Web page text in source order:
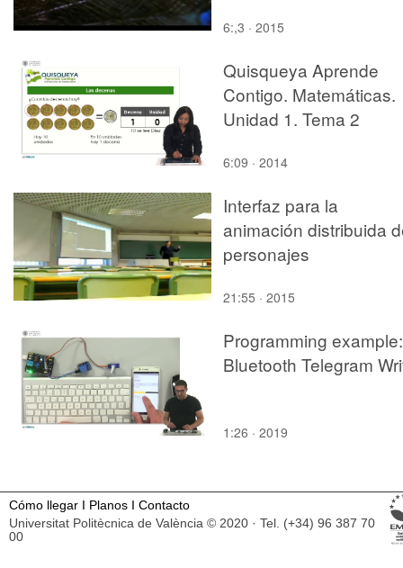
6:,3 · 2015
Quisqueya Aprende
Contigo. Matemáticas.
Unidad 1. Tema 2
6:09 · 2014
Interfaz para la
animación distribuida
personajes
21:55 · 2015
Programming example:
Bluetooth Telegram
1:26 · 2019
Cómo llegar I Planos I Contacto
Universitat Politècnica de València © 2020 · Tel. (+34) 96 387 70
00